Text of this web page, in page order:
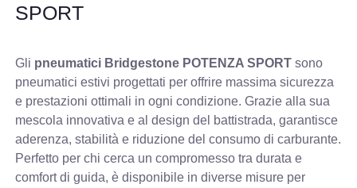
SPORT
Gli pneumatici Bridgestone POTENZA SPORT sono
pneumatici estivi progettati per offrire massima sicurezza
e prestazioni ottimali in ogni condizione. Grazie alla sua
mescola innovativa e al design del battistrada, garantisce
aderenza, stabilità e riduzione del consumo di carburante.
Perfetto per chi cerca un compromesso tra durata e
comfort di guida, è disponibile in diverse misure per